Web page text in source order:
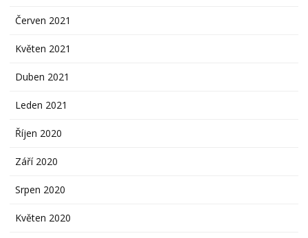
Červen 2021
Květen 2021
Duben 2021
Leden 2021
Říjen 2020
Září 2020
Srpen 2020
Květen 2020